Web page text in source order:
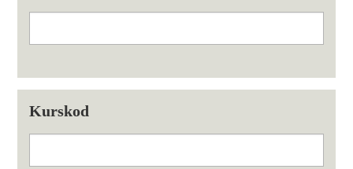
Kurskod